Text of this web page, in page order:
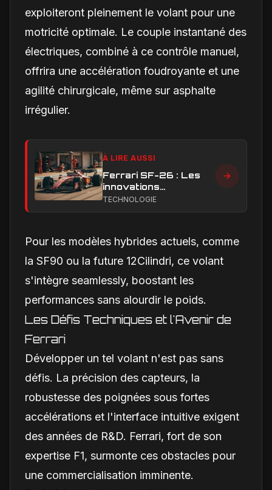
exploiteront pleinement le volant pour une
motricité optimale. Le couple instantané des
électriques, combiné à ce contrôle manuel,
offrira une accélération foudroyante et une
agilité chirurgicale, même sur asphalte
irrégulier.
À LIRE AUSSI
Ferrari SF-26 : Les
innovations
aérodynamiques qui
TECHNOLOGIE
Pour les modèles hybrides actuels, comme
la SF90 ou la future 12Cilindri, ce volant
s'intègre seamlessly, boostant les
performances sans alourdir le poids.
Les Défis Techniques et l'Avenir de
Ferrari
Développer un tel volant n'est pas sans
défis. La précision des capteurs, la
robustesse des poignées sous fortes
accélérations et l'interface intuitive exigent
des années de R&D. Ferrari, fort de son
expertise F1, surmonte ces obstacles pour
une commercialisation imminente.